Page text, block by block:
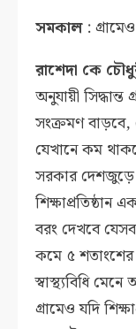
সমকাল:
রাশেদা কে
অনুযায়ী
সংক্রমণ বাড়বে,
যেখানে কম
সরকার দেশজুড়ে
বরং দেখবে
কমে ৫ শতাংশের
স্বাস্থ্যবিধি
গ্রামেও যদি